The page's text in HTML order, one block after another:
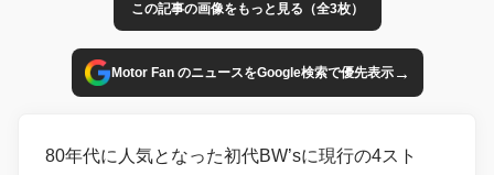
この記事の画像をもっと見る（全3枚）
Motor Fan のニュースをGoogle検索で優先表示→
80年代に人気となった初代BW’sに現行の4スト